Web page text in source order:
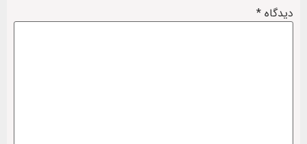
دیدگاه *